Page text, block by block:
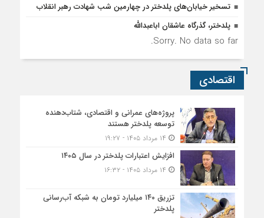
تسخیر خیابان‌های پلدختر در چهارمین شب شهادت رهبر انقلاب
پلدختر، گذرگاه عاشقان اباعبدالله
Sorry. No data so far.
اقتصادی
پروژه‌های عمرانی و اقتصادی، شتاب‌دهنده
توسعه پلدختر هستند
افزایش اعتبارات پلدختر در سال ۱۴۰۵
تزریق ۱۴۰ میلیارد تومان به شبکه آب‌رسانی
پلدختر